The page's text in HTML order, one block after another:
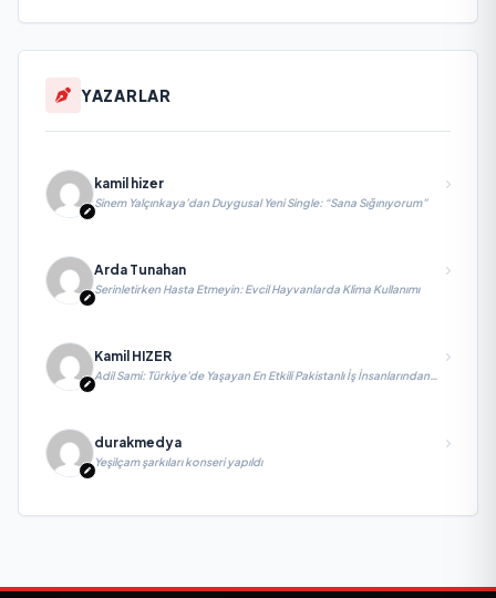
YAZARLAR
kamil hizer
Sinem Yalçınkaya’dan Duygusal Yeni Single: “Sana Sığınıyorum”
Arda Tunahan
Serinletirken Hasta Etmeyin: Evcil Hayvanlarda Klima Kullanımı
Kamil HIZER
Adil Sami: Türkiye’de Yaşayan En Etkili Pakistanlı İş İnsanlarından
durakmedya
Yeşilçam şarkıları konseri yapıldı